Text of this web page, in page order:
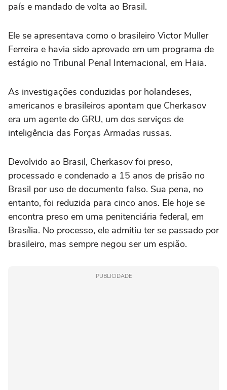
país e mandado de volta ao Brasil.
Ele se apresentava como o brasileiro Victor Muller
Ferreira e havia sido aprovado em um programa de
estágio no Tribunal Penal Internacional, em Haia.
As investigações conduzidas por holandeses,
americanos e brasileiros apontam que Cherkasov
era um agente do GRU, um dos serviços de
inteligência das Forças Armadas russas.
Devolvido ao Brasil, Cherkasov foi preso,
processado e condenado a 15 anos de prisão no
Brasil por uso de documento falso. Sua pena, no
entanto, foi reduzida para cinco anos. Ele hoje se
encontra preso em uma penitenciária federal, em
Brasília. No processo, ele admitiu ter se passado por
brasileiro, mas sempre negou ser um espião.
PUBLICIDADE